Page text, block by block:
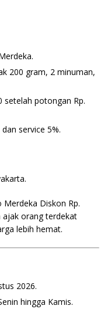
200 gram, 2 minuman,
setelah potongan Rp.
service 5%.
Diskon Rp.
ajak orang terdekat
lebih hemat.
2026.
hingga Kamis.